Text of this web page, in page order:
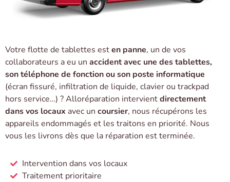
Votre flotte de tablettes esten panne, un de vos
collaborateurs a eu un accident avec une des tablettes,
son téléphone de fonction ou son poste informatique
(écran fissuré, infiltration de liquide, clavier ou trackpad
hors service…) ? Alloréparation intervientdirectement
dans vos locaux avec un coursier, nous récupérons les
appareils endommagés et les traitons en priorité. Nous
vous les livrons dès que la réparation est terminée.
Intervention dans vos locaux
Traitement prioritaire